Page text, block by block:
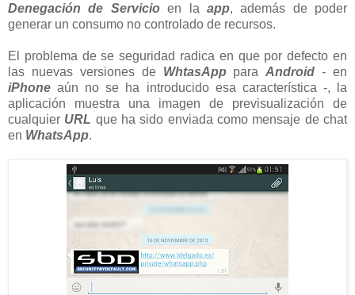
Denegación de Servicioen la app, además de poder
generar un consumo no controlado de recursos.
El problema de se seguridad radica en que por defecto en
las nuevas versiones de WhtasAppparaAndroid - en
iPhone aún no se ha introducido esa característica -, la
aplicación muestra una imagen de previsualización de
cualquier URL que ha sido enviada como mensaje de chat
en WhatsApp.